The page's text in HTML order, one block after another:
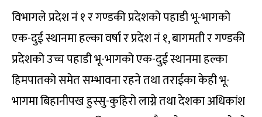
विभागले प्रदेश नं १ र गण्डकी प्रदेशको पहाडी भू-भागको
एक-दुई स्थानमा हल्का वर्षा र प्रदेश नं १, बागमती र गण्डकी
प्रदेशको उच्च पहाडी भू-भागको एक-दुई स्थानमा हल्का
हिमपातको समेत सम्भावना रहने तथा तराईका केही भू-
भागमा बिहानीपख हुस्सु-कुहिरो लाग्ने तथा देशका अधिकांश